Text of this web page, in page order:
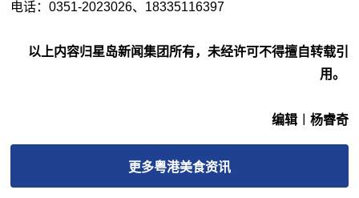
电话：0351-2023026、18335116397
以上内容归星岛新闻集团所有，未经许可不得擅自转载引
用。
编辑︱杨睿奇
更多粤港美食资讯